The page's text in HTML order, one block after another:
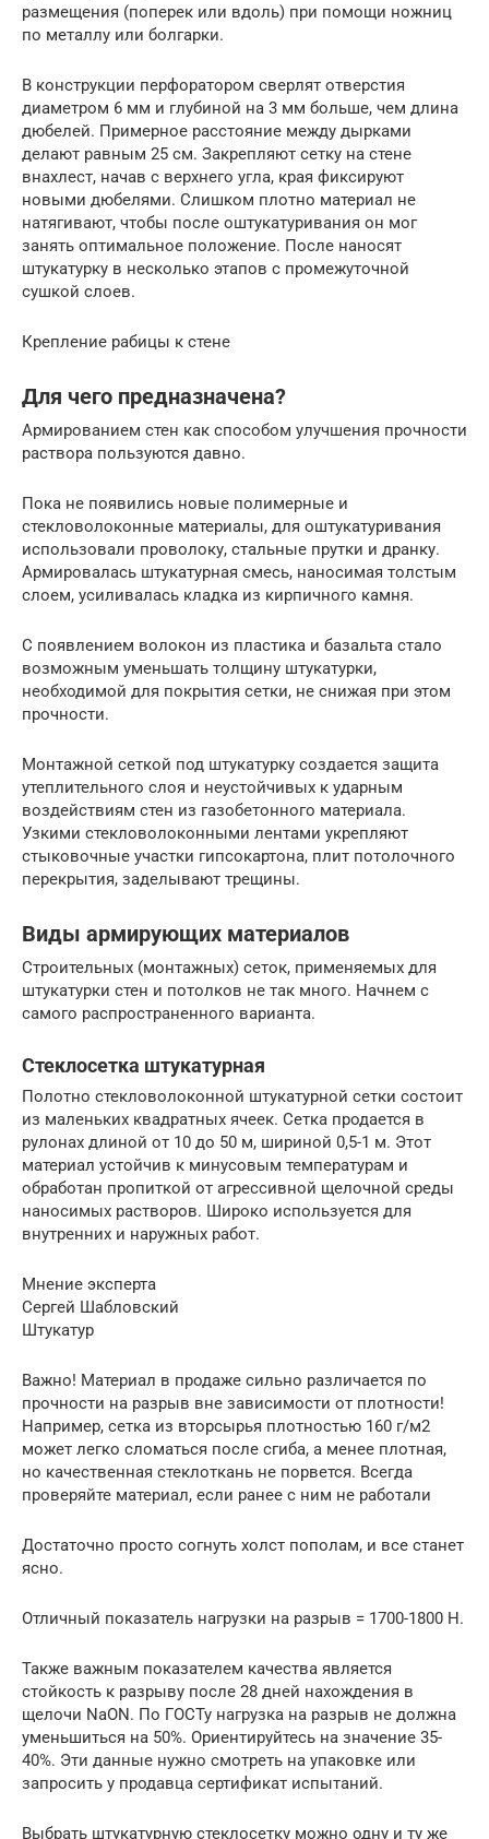
размещения (поперек или вдоль) при помощи ножниц
по металлу или болгарки.
В конструкции перфоратором сверлят отверстия
диаметром 6 мм и глубиной на 3 мм больше, чем длина
дюбелей. Примерное расстояние между дырками
делают равным 25 см. Закрепляют сетку на стене
внахлест, начав с верхнего угла, края фиксируют
новыми дюбелями. Слишком плотно материал не
натягивают, чтобы после оштукатуривания он мог
занять оптимальное положение. После наносят
штукатурку в несколько этапов с промежуточной
сушкой слоев.
Крепление рабицы к стене
Для чего предназначена?
Армированием стен как способом улучшения прочности
раствора пользуются давно.
Пока не появились новые полимерные и
стекловолоконные материалы, для оштукатуривания
использовали проволоку, стальные прутки и дранку.
Армировалась штукатурная смесь, наносимая толстым
слоем, усиливалась кладка из кирпичного камня.
С появлением волокон из пластика и базальта стало
возможным уменьшать толщину штукатурки,
необходимой для покрытия сетки, не снижая при этом
прочности.
Монтажной сеткой под штукатурку создается защита
утеплительного слоя и неустойчивых к ударным
воздействиям стен из газобетонного материала.
Узкими стекловолоконными лентами укрепляют
стыковочные участки гипсокартона, плит потолочного
перекрытия, заделывают трещины.
Виды армирующих материалов
Строительных (монтажных) сеток, применяемых для
штукатурки стен и потолков не так много. Начнем с
самого распространенного варианта.
Стеклосетка штукатурная
Полотно стекловолоконной штукатурной сетки состоит
из маленьких квадратных ячеек. Сетка продается в
рулонах длиной от 10 до 50 м, шириной 0,5-1 м. Этот
материал устойчив к минусовым температурам и
обработан пропиткой от агрессивной щелочной среды
наносимых растворов. Широко используется для
внутренних и наружных работ.
Мнение эксперта
Сергей Шабловский
Штукатур
Важно! Материал в продаже сильно различается по
прочности на разрыв вне зависимости от плотности!
Например, сетка из вторсырья плотностью 160 г/м2
может легко сломаться после сгиба, а менее плотная,
но качественная стеклоткань не порвется. Всегда
проверяйте материал, если ранее с ним не работали
Достаточно просто согнуть холст пополам, и все станет
ясно.
Отличный показатель нагрузки на разрыв = 1700-1800 Н.
Также важным показателем качества является
стойкость к разрыву после 28 дней нахождения в
щелочи NaON. По ГОСТу нагрузка на разрыв не должна
уменьшиться на 50%. Ориентируйтесь на значение 35-
40%. Эти данные нужно смотреть на упаковке или
запросить у продавца сертификат испытаний.
Выбрать штукатурную стеклосетку можно одну и ту же